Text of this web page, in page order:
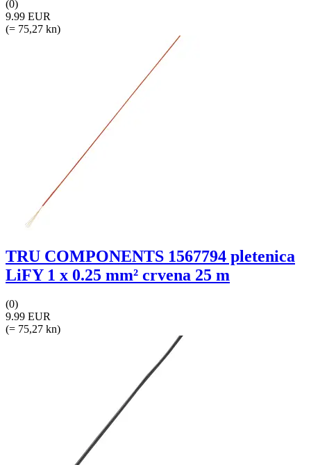
(0)
9.99 EUR
(= 75,27 kn)
TRU COMPONENTS 1567794 pletenica
LiFY 1 x 0.25 mm² crvena 25 m
(0)
9.99 EUR
(= 75,27 kn)